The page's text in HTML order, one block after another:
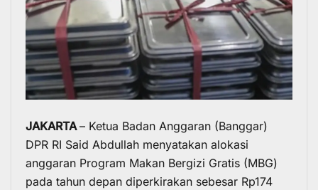
JAKARTA– Ketua Badan Anggaran (Banggar)
DPR RI Said Abdullah menyatakan alokasi
anggaran Program Makan Bergizi Gratis (MBG)
pada tahun depan diperkirakan sebesar Rp174